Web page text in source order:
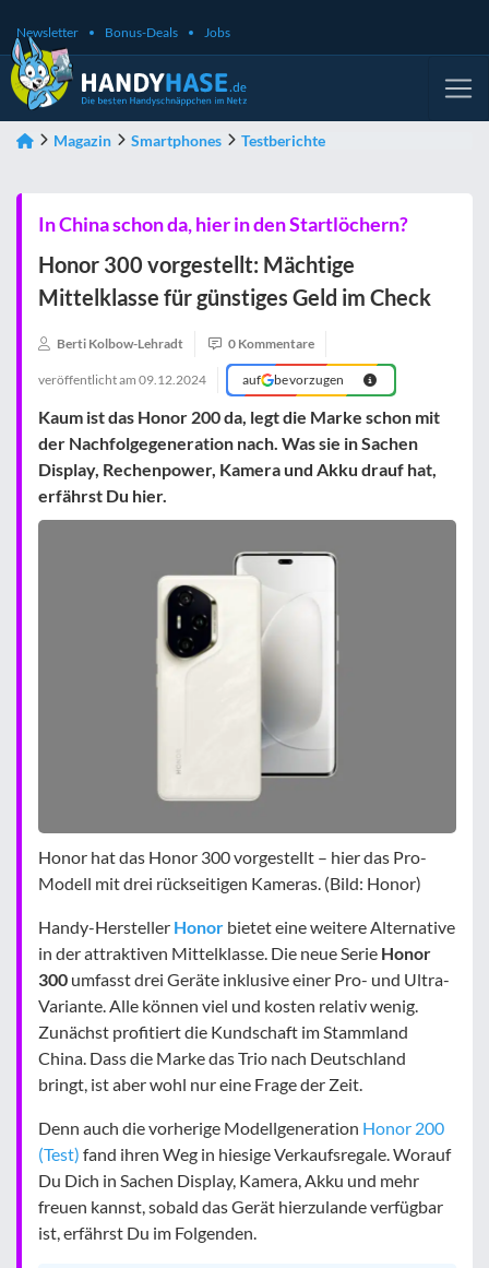
Newsletter Bonus-Deals Jobs
Magazin Smartphones Testberichte
In China schon da, hier in den Startlöchern?
Honor 300 vorgestellt: Mächtige
Mittelklasse für günstiges Geld im Check
Berti Kolbow-Lehradt 0 Kommentare
veröffentlicht am 09.12.2024 auf bevorzugen
Kaum ist das Honor 200 da, legt die Marke schon mit
der Nachfolgegeneration nach. Was sie in Sachen
Display, Rechenpower, Kamera und Akku drauf hat,
erfährst Du hier.
Honor hat das Honor 300 vorgestellt – hier das Pro-
Modell mit drei rückseitigen Kameras. (Bild: Honor)
Handy-Hersteller Honor bietet eine weitere Alternative
in der attraktiven Mittelklasse. Die neue Serie Honor
300 umfasst drei Geräte inklusive einer Pro- und Ultra-
Variante. Alle können viel und kosten relativ wenig.
Zunächst profitiert die Kundschaft im Stammland
China. Dass die Marke das Trio nach Deutschland
bringt, ist aber wohl nur eine Frage der Zeit.
Denn auch die vorherige Modellgeneration Honor 200
(Test) fand ihren Weg in hiesige Verkaufsregale. Worauf
Du Dich in Sachen Display, Kamera, Akku und mehr
freuen kannst, sobald das Gerät hierzulande verfügbar
ist, erfährst Du im Folgenden.